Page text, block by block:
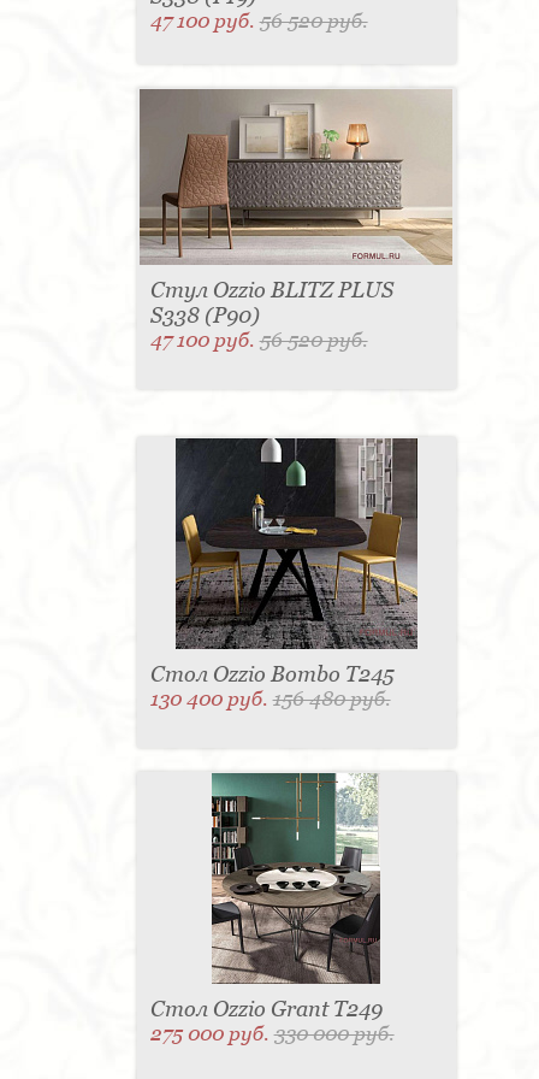
47 100 руб.56 520 руб.
Стул Ozzio BLITZ PLUS
S338 (P90)
47 100 руб.56 520 руб.
Стол Ozzio Bombo T245
130 400 руб.156 480 руб.
Стол Ozzio Grant T249
275 000 руб.330 000 руб.